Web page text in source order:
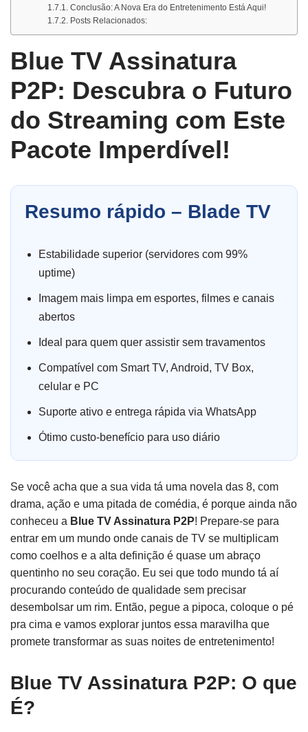
Conclusão: A Nova Era do Entretenimento Está Aqui!
Posts Relacionados:
Blue TV Assinatura
P2P: Descubra o Futuro
do Streaming com Este
Pacote Imperdível!
Resumo rápido – Blade TV
Estabilidade superior (servidores com 99%
uptime)
Imagem mais limpa em esportes, filmes e canais
abertos
Ideal para quem quer assistir sem travamentos
Compatível com Smart TV, Android, TV Box,
celular e PC
Suporte ativo e entrega rápida via WhatsApp
Ótimo custo-benefício para uso diário
Se você acha que a sua vida tá uma novela das 8, com
drama, ação e uma pitada de comédia, é porque ainda não
conheceu a Blue TV Assinatura P2P! Prepare-se para
entrar em um mundo onde canais de TV se multiplicam
como coelhos e a alta definição é quase um abraço
quentinho no seu coração. Eu sei que todo mundo tá aí
procurando conteúdo de qualidade sem precisar
desembolsar um rim. Então, pegue a pipoca, coloque o pé
pra cima e vamos explorar juntos essa maravilha que
promete transformar as suas noites de entretenimento!
Blue TV Assinatura P2P: O que
É?